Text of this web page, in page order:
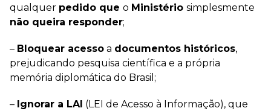
qualquer pedido que o Ministério simplesmente
não queira responder;
– Bloquear acesso a documentos históricos,
prejudicando pesquisa científica e a própria
memória diplomática do Brasil;
– Ignorar a LAI (LEI de Acesso à Informação), que